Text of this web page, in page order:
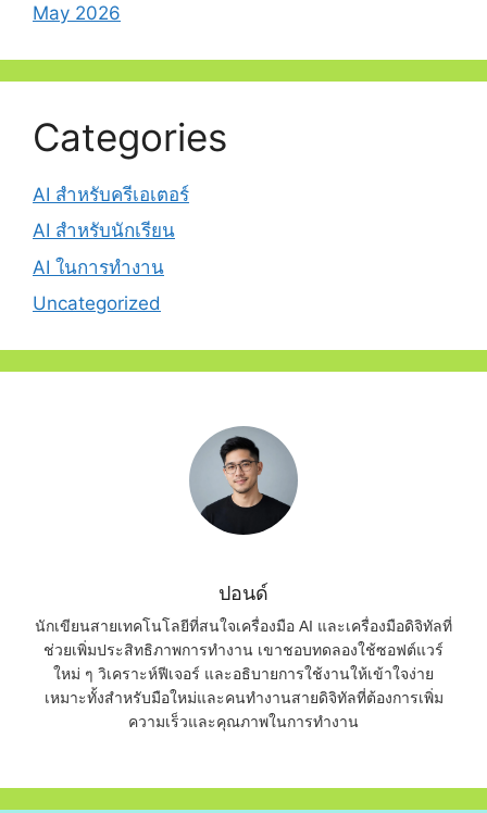
May 2026
Categories
AI สำหรับครีเอเตอร์
AI สำหรับนักเรียน
AI ในการทำงาน
Uncategorized
ปอนด์
นักเขียนสายเทคโนโลยีที่สนใจเครื่องมือ AI และเครื่องมือดิจิทัลที่
ช่วยเพิ่มประสิทธิภาพการทำงาน เขาชอบทดลองใช้ซอฟต์แวร์
ใหม่ ๆ วิเคราะห์ฟีเจอร์ และอธิบายการใช้งานให้เข้าใจง่าย
เหมาะทั้งสำหรับมือใหม่และคนทำงานสายดิจิทัลที่ต้องการเพิ่ม
ความเร็วและคุณภาพในการทำงาน